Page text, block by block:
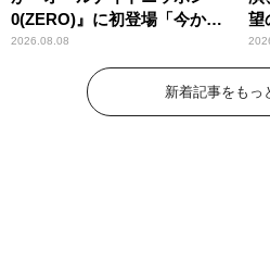
0(ZERO)』に初登場「今から
とてもワクワクしておりま
2026.08.08
望
新着記事をもっ